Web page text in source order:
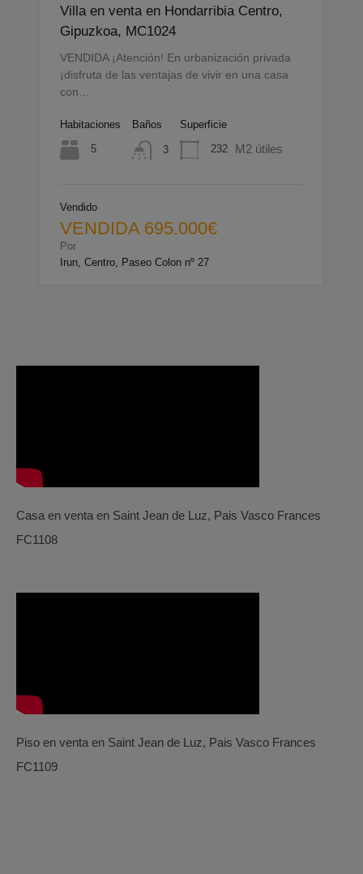
Villa en venta en Hondarribia Centro,
Gipuzkoa, MC1024
VENDIDA ¡Atención! En urbanización privada
¡disfruta de las ventajas de vivir en una casa
con…
Habitaciones
5
Baños
3
Superficie
232 M2 útiles
Vendido
VENDIDA 695.000€
Por
Irun, Centro, Paseo Colon nº 27
Casa en venta en Saint Jean de Luz, Pais Vasco Frances
FC1108
Piso en venta en Saint Jean de Luz, Pais Vasco Frances
FC1109